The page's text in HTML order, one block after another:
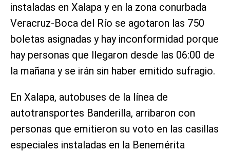
instaladas en Xalapa y en la zona conurbada
Veracruz-Boca del Río se agotaron las 750
boletas asignadas y hay inconformidad porque
hay personas que llegaron desde las 06:00 de
la mañana y se irán sin haber emitido sufragio.
En Xalapa, autobuses de la línea de
autotransportes Banderilla, arribaron con
personas que emitieron su voto en las casillas
especiales instaladas en la Benemérita